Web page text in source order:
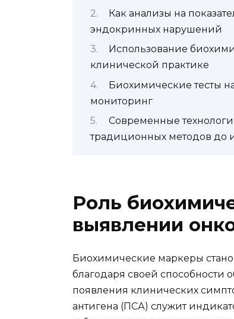
Как анализы на
эндокринных нарушений
Использование
клинической практике
Биохимические тесты
мониторинг
Современные
традиционных методов до
Роль
выявлении
Биохимические маркеры
благодаря своей способности
появления клинических
антигена (ПСА) служит